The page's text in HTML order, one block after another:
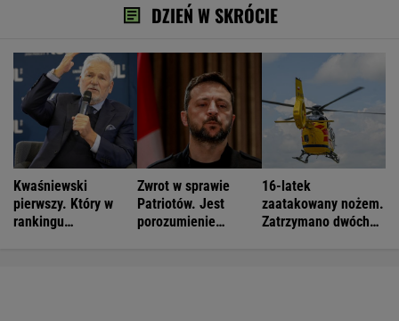
DZIEŃ W SKRÓCIE
Kwaśniewski
pierwszy. Który w
rankingu
Zwrot w sprawie
Patriotów. Jest
porozumienie
16-latek
zaatakowany nożem.
Zatrzymano dwóch